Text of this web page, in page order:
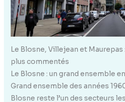
Le Blosne, Villejean et
plus commentés
Le Blosne : un grand ensemble
Grand ensemble des années
Blosne reste l’un des secteurs